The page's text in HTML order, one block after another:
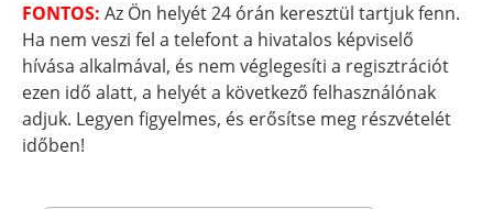
FONTOS: Az Ön helyét 24 órán keresztül tartjuk fenn.
Ha nem veszi fel a telefont a hivatalos képviselő
hívása alkalmával, és nem véglegesíti a regisztrációt
ezen idő alatt, a helyét a következő felhasználónak
adjuk. Legyen figyelmes, és erősítse meg részvételét
időben!